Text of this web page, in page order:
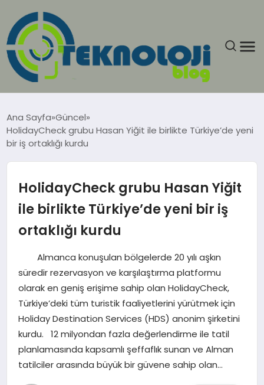
GÜNCEL
GENEL
GÜNDEM
TEKNOLOJI
YAŞAM
Ana Sayfa Güncel
HolidayCheck grubu Hasan Yiğit ile birlikte Türkiye’de yeni
bir iş ortaklığı kurdu
HolidayCheck grubu Hasan Yiğit
ile birlikte Türkiye’de yeni bir iş
ortaklığı kurdu
Almanca konuşulan bölgelerde 20 yılı aşkın
süredir rezervasyon ve karşılaştırma platformu
olarak en geniş erişime sahip olan HolidayCheck,
Türkiye’deki tüm turistik faaliyetlerini yürütmek için
Holiday Destination Services (HDS) anonim şirketini
kurdu. 12 milyondan fazla değerlendirme ile tatil
planlamasında kapsamlı şeffaflık sunan ve Alman
tatilciler arasında büyük bir güvene sahip olan…